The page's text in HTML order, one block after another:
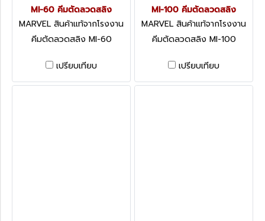
MI-60 คีมตัดลวดสลิง
MARVEL สินค้าแท้จากโรงงาน
MI-60
คีมตัดลวดสลิง MI-60
เปรียบเทียบ
MI-100 คีมตัดลวดสลิง
MARVEL สินค้าแท้จากโรงงาน
MI-100
คีมตัดลวดสลิง MI-100
เปรียบเทียบ